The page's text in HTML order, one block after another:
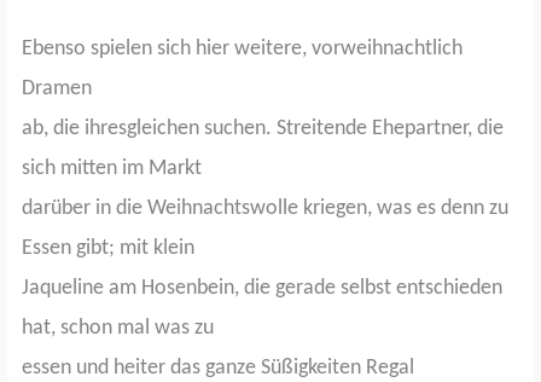
Ebenso spielen sich hier weitere, vorweihnachtlich
Dramen
ab, die ihresgleichen suchen. Streitende Ehepartner, die
sich mitten im Markt
darüber in die Weihnachtswolle kriegen, was es denn zu
Essen gibt; mit klein
Jaqueline am Hosenbein, die gerade selbst entschieden
hat, schon mal was zu
essen und heiter das ganze Süßigkeiten Regal